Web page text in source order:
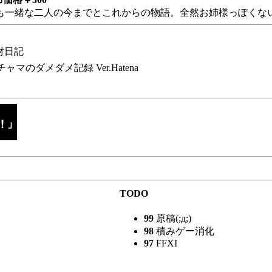
緒な二人の今までとこれからの物語。全然お姉様っぽくな
日記
ャマのダメダメ記録 Ver.Hatena
TODO
99 原稿(;д;)
98 積みゲー消化
97 FFXI